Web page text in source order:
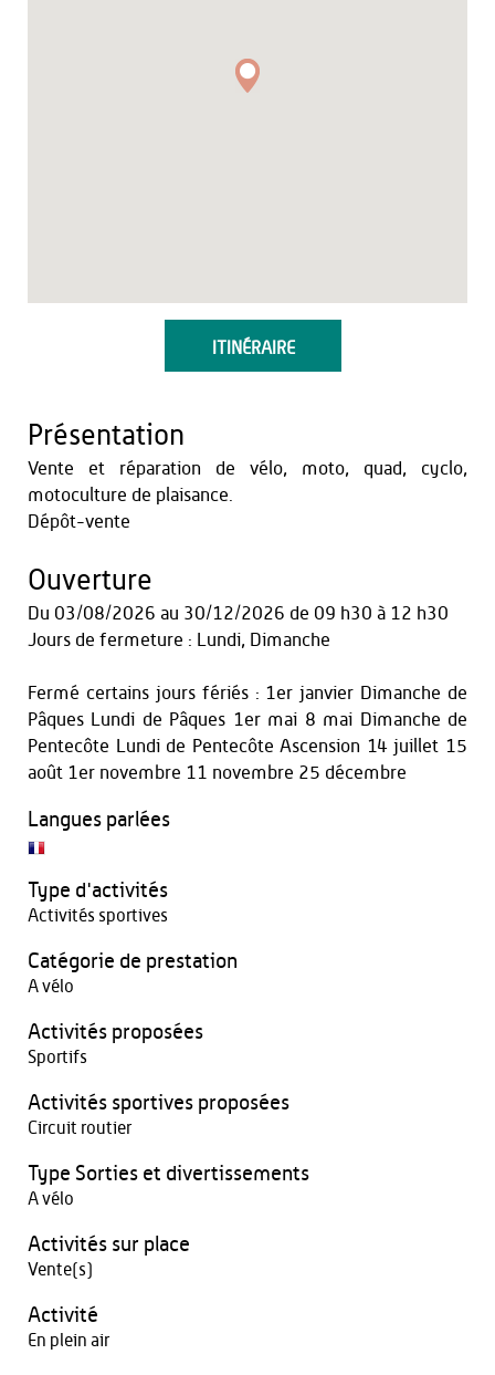
ITINÉRAIRE
Présentation
Vente et réparation de vélo, moto, quad, cyclo,
motoculture de plaisance.
Dépôt-vente
Ouverture
Du 03/08/2026 au 30/12/2026 de 09 h30 à 12 h30
Jours de fermeture : Lundi, Dimanche
Fermé certains jours fériés : 1er janvier Dimanche de
Pâques Lundi de Pâques 1er mai 8 mai Dimanche de
Pentecôte Lundi de Pentecôte Ascension 14 juillet 15
août 1er novembre 11 novembre 25 décembre
Langues parlées
Type d'activités
Activités sportives
Catégorie de prestation
A vélo
Activités proposées
Sportifs
Activités sportives proposées
Circuit routier
Type Sorties et divertissements
A vélo
Activités sur place
Vente(s)
Activité
En plein air